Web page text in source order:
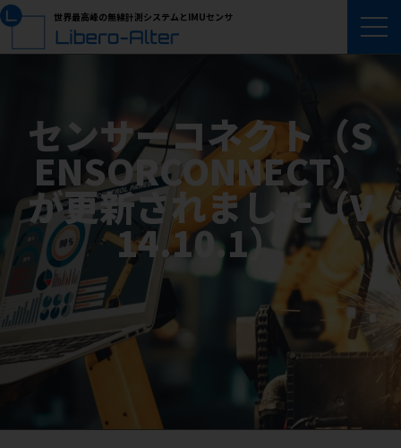
世界最高峰の無線計測システムとIMUセンサ
センサーコネクト（S
ENSORCONNECT）
が更新されました（V
14.10.1）